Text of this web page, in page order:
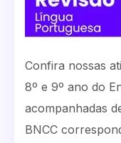
Confira nossas
8º e 9º ano do
acompanhadas
BNCC